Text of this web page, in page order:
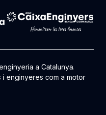
a Catalunya.
i enginyeres com a motor